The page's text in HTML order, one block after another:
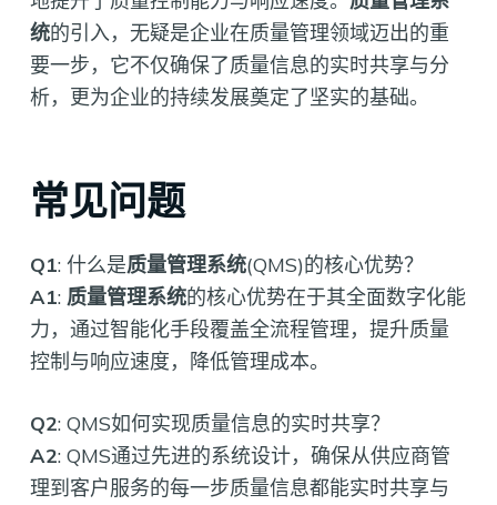
统的引入，无疑是企业在质量管理领域迈出的重
要一步，它不仅确保了质量信息的实时共享与分
析，更为企业的持续发展奠定了坚实的基础。
常见问题
Q1: 什么是质量管理系统(QMS)的核心优势？
A1: 质量管理系统的核心优势在于其全面数字化能
力，通过智能化手段覆盖全流程管理，提升质量
控制与响应速度，降低管理成本。
Q2: QMS如何实现质量信息的实时共享？
A2: QMS通过先进的系统设计，确保从供应商管
理到客户服务的每一步质量信息都能实时共享与